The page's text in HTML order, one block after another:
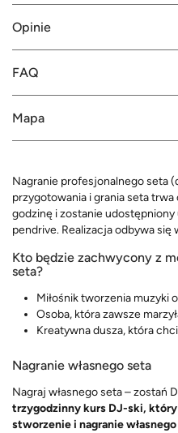
Opinie
FAQ
Mapa
Nagranie profesjonalnego seta
przygotowania i grania seta
godzinę i zostanie
pendrive. Realizacja odbywa się
Kto będzie zachwycony z
seta?
Miłośnik tworzenia muzyki
Osoba, która zawsze
Kreatywna dusza, która
Nagranie własnego seta
Nagraj własnego seta – zostań
trzygodzinny kurs DJ-ski,
stworzenie i nagranie